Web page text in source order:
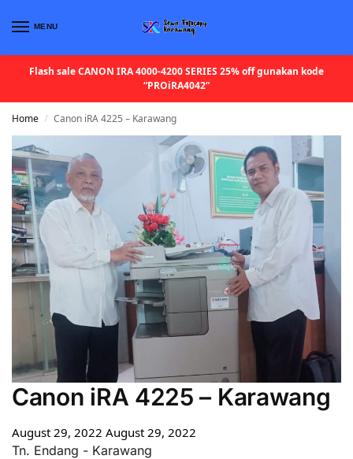
MENU
Flash sale CANON IRA 4000-4200 SERIES 25% off gunakan kode
“PROiRA4042”
Home / Canon iRA 4225 – Karawang
Canon iRA 4225 – Karawang
August 29, 2022 August 29, 2022
Tn. Endang - Karawang